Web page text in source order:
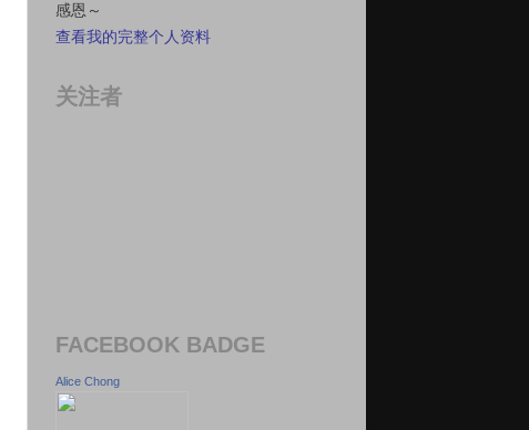
感恩～
查看我的完整个人资料
关注者
FACEBOOK BADGE
Alice Chong